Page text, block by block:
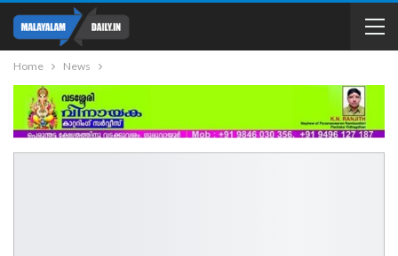
Home News